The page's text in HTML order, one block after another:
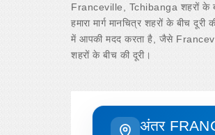
Franceville, Tchibanga शहरों के
हमारा मार्ग मानचित्र शहरों के बीच
में आपकी मदद करता है, जैसे
शहरों के बीच की दूरी।
अंतर